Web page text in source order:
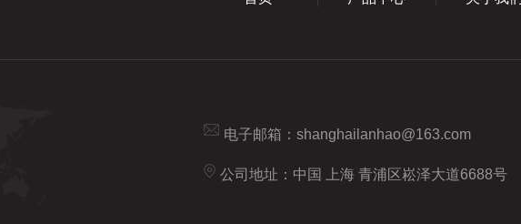
电子邮箱： shanghailanhao@163.com
公司地址：中国 上海 青浦区崧泽大道6688号